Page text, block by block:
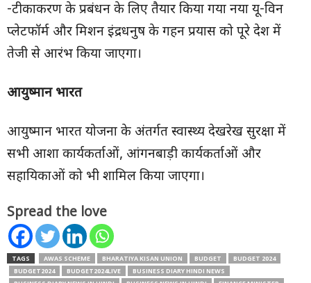
-टीकाकरण के प्रबंधन के लिए तैयार किया गया नया यू-विन
प्लेटफॉर्म और मिशन इंद्रधनुष के गहन प्रयास को पूरे देश में
तेजी से आरंभ किया जाएगा।
आयुष्मान भारत
आयुष्मान भारत योजना के अंतर्गत स्वास्थ्य देखरेख सुरक्षा में
सभी आशा कार्यकर्ताओं, आंगनबाड़ी कार्यकर्ताओं और
सहायिकाओं को भी शामिल किया जाएगा।
Spread the love
TAGS AWAS SCHEME BHARATIYA KISAN UNION BUDGET
BUDGET 2024
BUDGET2024
BUDGET2024LIVE
BUSINESS DIARY HINDI NEWS